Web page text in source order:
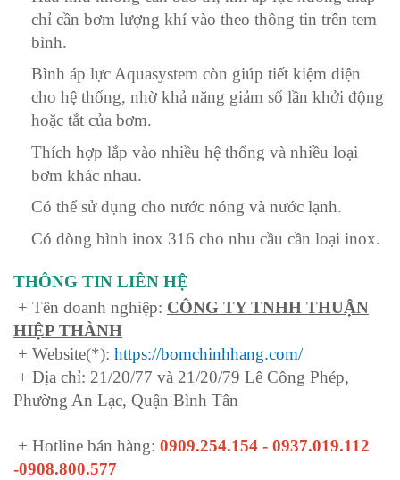
chỉ cần bơm lượng khí vào theo thông tin trên tem
bình.
Bình áp lực Aquasystem còn giúp tiết kiệm điện
cho hệ thống, nhờ khả năng giảm số lần khởi động
hoặc tắt của bơm.
Thích hợp lắp vào nhiều hệ thống và nhiều loại
bơm khác nhau.
Có thể sử dụng cho nước nóng và nước lạnh.
Có dòng bình inox 316 cho nhu cầu cần loại inox.
THÔNG TIN LIÊN HỆ
+ Tên doanh nghiệp: CÔNG TY TNHH THUẬN
HIỆP THÀNH
+ Website(*): https://bomchinhhang.com/
+ Địa chỉ: 21/20/77 và 21/20/79 Lê Công Phép,
Phường An Lạc, Quận Bình Tân
+ Hotline bán hàng: 0909.254.154 - 0937.019.112
-0908.800.577